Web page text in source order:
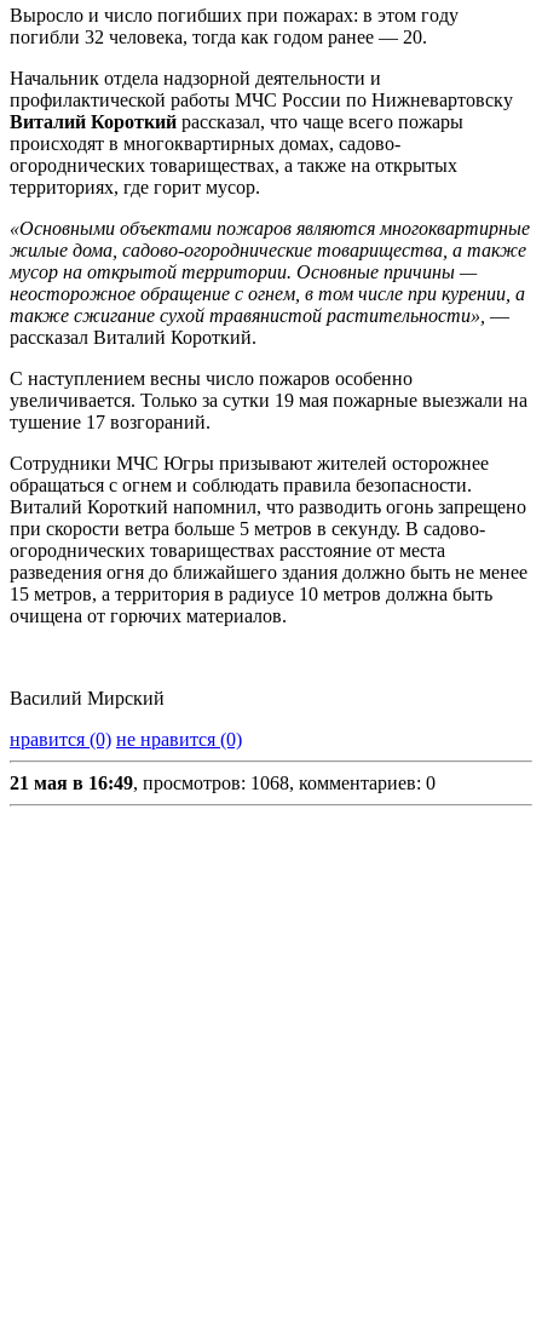
Выросло и число погибших при пожарах: в этом году
погибли 32 человека, тогда как годом ранее — 20.
Начальник отдела надзорной деятельности и
профилактической работы МЧС России по Нижневартовску
Виталий Короткий рассказал, что чаще всего пожары
происходят в многоквартирных домах, садово-
огороднических товариществах, а также на открытых
территориях, где горит мусор.
«Основными объектами пожаров являются многоквартирные
жилые дома, садово-огороднические товарищества, а также
мусор на открытой территории. Основные причины —
неосторожное обращение с огнем, в том числе при курении, а
также сжигание сухой травянистой растительности», —
рассказал Виталий Короткий.
С наступлением весны число пожаров особенно
увеличивается. Только за сутки 19 мая пожарные выезжали на
тушение 17 возгораний.
Сотрудники МЧС Югры призывают жителей осторожнее
обращаться с огнем и соблюдать правила безопасности.
Виталий Короткий напомнил, что разводить огонь запрещено
при скорости ветра больше 5 метров в секунду. В садово-
огороднических товариществах расстояние от места
разведения огня до ближайшего здания должно быть не менее
15 метров, а территория в радиусе 10 метров должна быть
очищена от горючих материалов.
Василий Мирский
нравится (0) не нравится (0)
21 мая в 16:49, просмотров: 1068, комментариев: 0